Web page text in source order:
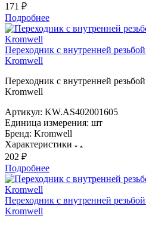
171 ₽
Подробнее
Переходник с внутренней
Kromwell
Переходник с внутренней
Kromwell
Артикул: KW.AS402001605
Единица измерения: шт
Бренд: Kromwell
Характеристики
202 ₽
Подробнее
Переходник с внутренней
Kromwell